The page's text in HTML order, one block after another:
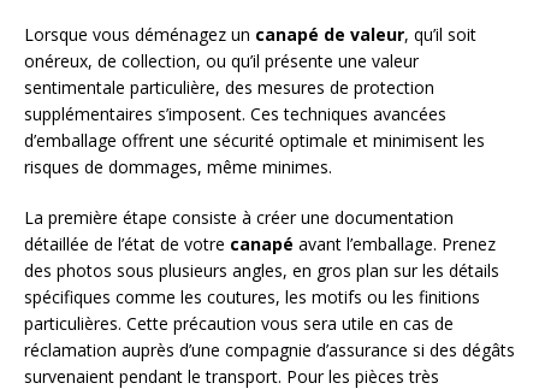
Lorsque vous déménagez un canapé de valeur, qu’il soit
onéreux, de collection, ou qu’il présente une valeur
sentimentale particulière, des mesures de protection
supplémentaires s’imposent. Ces techniques avancées
d’emballage offrent une sécurité optimale et minimisent les
risques de dommages, même minimes.
La première étape consiste à créer une documentation
détaillée de l’état de votre canapé avant l’emballage. Prenez
des photos sous plusieurs angles, en gros plan sur les détails
spécifiques comme les coutures, les motifs ou les finitions
particulières. Cette précaution vous sera utile en cas de
réclamation auprès d’une compagnie d’assurance si des dégâts
survenaient pendant le transport. Pour les pièces très